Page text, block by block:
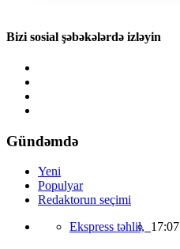
Bizi sosial şəbəkələrdə izləyin
Gündəmdə
Yeni
Populyar
Redaktorun seçimi
Ekspress təhlil, 17:07